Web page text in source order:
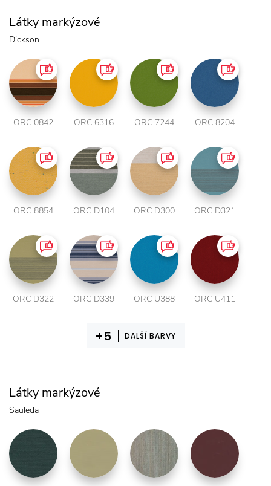
Látky markýzové
Dickson
ORC 0842 ORC 6316 ORC 7244 ORC 8204
ORC 8854 ORC D104 ORC D300 ORC D321
ORC D322 ORC D339 ORC U388 ORC U411
DALŠÍ BARVY
Látky markýzové
Sauleda